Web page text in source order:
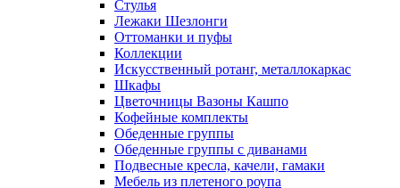
Стулья
Лежаки Шезлонги
Оттоманки и пуфы
Коллекции
Искусственный ротанг, металлокаркас
Шкафы
Цветочницы Вазоны Кашпо
Кофейные комплекты
Обеденные группы
Обеденные группы с диванами
Подвесные кресла, качели, гамаки
Мебель из плетеного роупа